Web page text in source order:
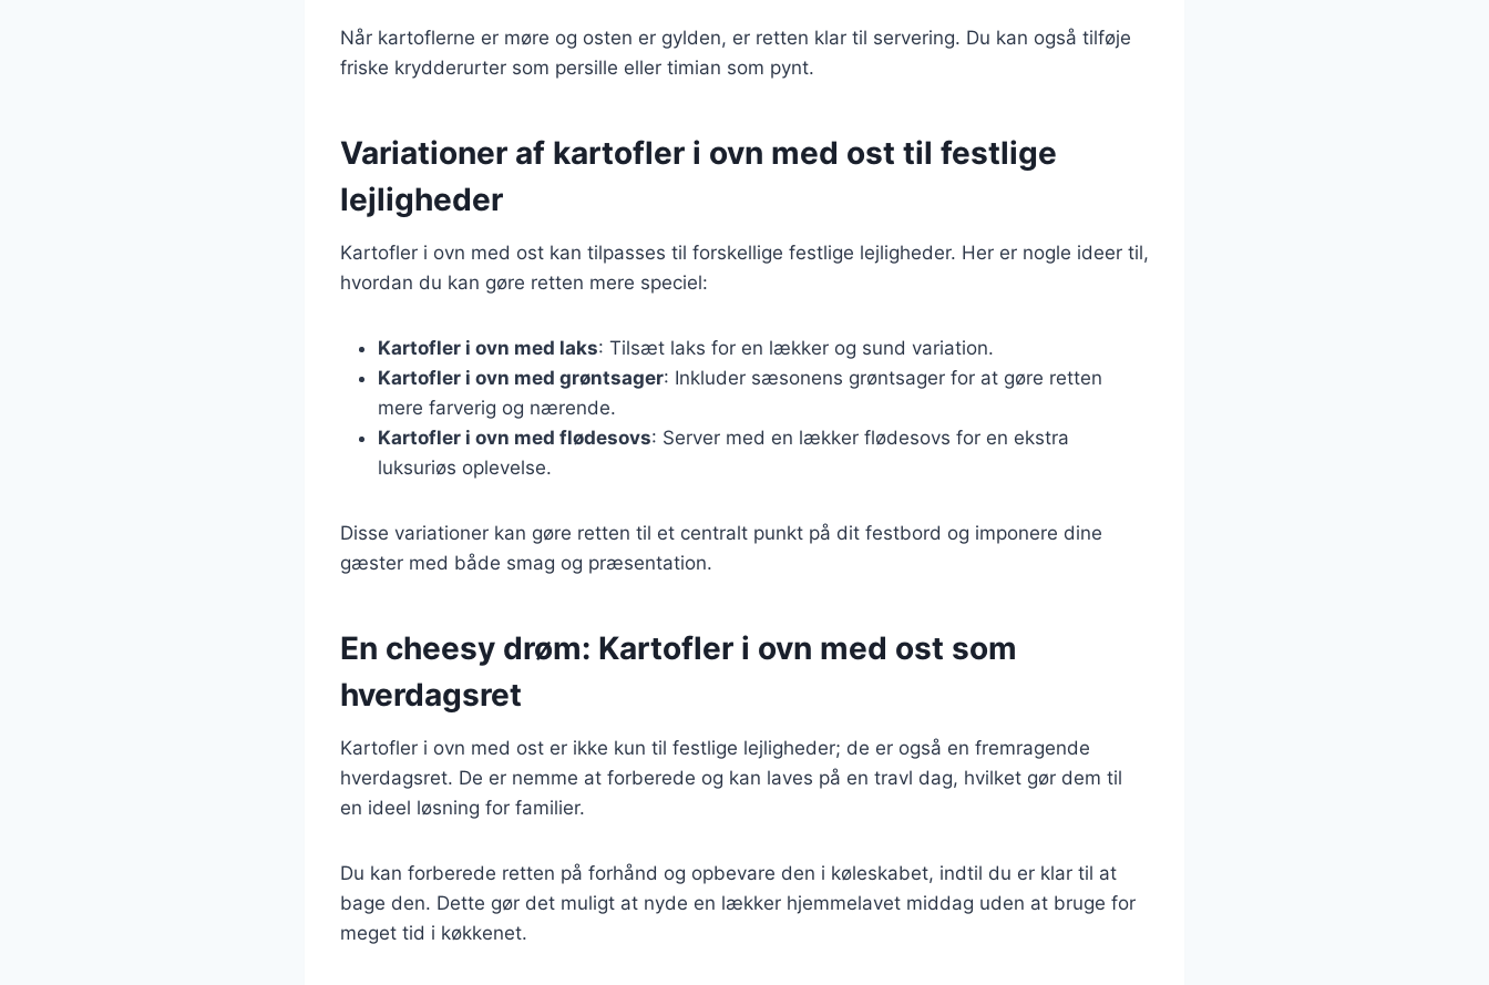
Når kartoflerne er møre og osten er gylden, er retten klar til servering. Du kan også tilføje
friske krydderurter som persille eller timian som pynt.
Variationer af kartofler i ovn med ost til festlige
lejligheder
Kartofler i ovn med ost kan tilpasses til forskellige festlige lejligheder. Her er nogle ideer til,
hvordan du kan gøre retten mere speciel:
Kartofler i ovn med laks: Tilsæt laks for en lækker og sund variation.
Kartofler i ovn med grøntsager: Inkluder sæsonens grøntsager for at gøre retten
mere farverig og nærende.
Kartofler i ovn med flødesovs: Server med en lækker flødesovs for en ekstra
luksuriøs oplevelse.
Disse variationer kan gøre retten til et centralt punkt på dit festbord og imponere dine
gæster med både smag og præsentation.
En cheesy drøm: Kartofler i ovn med ost som
hverdagsret
Kartofler i ovn med ost er ikke kun til festlige lejligheder; de er også en fremragende
hverdagsret. De er nemme at forberede og kan laves på en travl dag, hvilket gør dem til
en ideel løsning for familier.
Du kan forberede retten på forhånd og opbevare den i køleskabet, indtil du er klar til at
bage den. Dette gør det muligt at nyde en lækker hjemmelavet middag uden at bruge for
meget tid i køkkenet.